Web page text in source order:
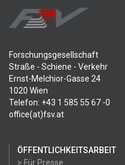
Forschungsgesellschaft
Straße - Schiene - Verkehr
Ernst-Melchior-Gasse 24
1020 Wien
Telefon: +43 1 585 55 67 -0
office(at)fsv.at
ÖFFENTLICHKEITSARBEIT
> Für Presse